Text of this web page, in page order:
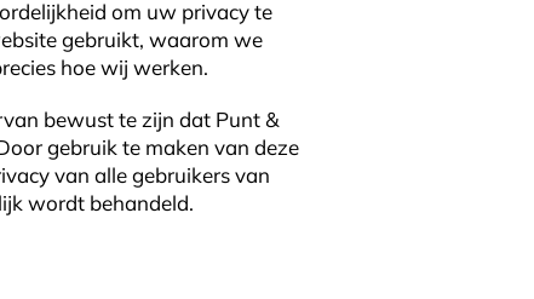
om uw privacy te
gebruikt, waarom we
hoe wij werken.
bewust te zijn dat Punt &
gebruik te maken van deze
van alle gebruikers van
wordt behandeld.